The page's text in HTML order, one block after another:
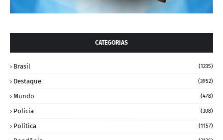
CATEGORIAS
Brasil (1235)
Destaque (3952)
Mundo (478)
Policia (308)
Política (1157)